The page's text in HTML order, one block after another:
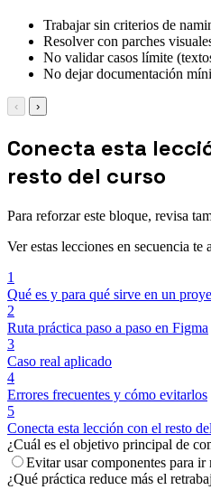
Trabajar sin criterios de
Resolver con parches
No validar casos límite
No dejar documentación
‹ ›
Conecta esta
resto del curso
Para reforzar este bloque, revisa
Ver estas lecciones en secuencia
1
Qué es y para qué sirve en un
2
Ruta práctica paso a paso en Figma
3
Caso real aplicado
4
Errores frecuentes y cómo evitarlos
5
Conecta esta lección con el resto
¿Cuál es el objetivo principal de
Evitar usar componentes para ir
¿Qué práctica reduce más el